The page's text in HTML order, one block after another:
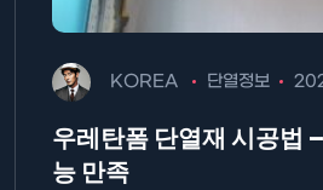
KOREA 단열정보
우레탄폼 단열재 시공법
능 만족